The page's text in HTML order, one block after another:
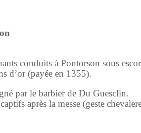
conduits à Pontorson sous
d’or (payée en 1355).
par le barbier de Du Guesclin.
après la messe (geste